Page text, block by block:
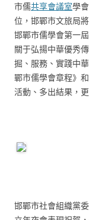
市儒共享會議室學
位，邯鄲市文旅局
邯鄲市儒學會第一
關于弘揚中華優秀
掘、服務、實踐中
鄲市儒學會章程》
活動、多出結果，
邯鄲市社會組織黨